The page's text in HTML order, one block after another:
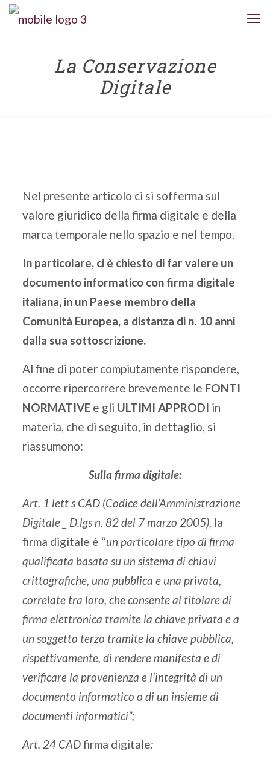
La Conservazione
Digitale
Nel presente articolo ci si sofferma sul
valore giuridico della firma digitale e della
marca temporale nello spazio e nel tempo.
In particolare, ci è chiesto di far valere un
documento informatico con firma digitale
italiana, in un Paese membro della
Comunità Europea, a distanza di n. 10 anni
dalla sua sottoscrizione.
Al fine di poter compiutamente rispondere,
occorre ripercorrere brevemente le FONTI
NORMATIVEe gli ULTIMI APPRODI in
materia, che di seguito, in dettaglio, si
riassumono:
Sulla firma digitale:
Art. 1 lett s CAD (Codice dell’Amministrazione
Digitale _ D.lgs n. 82 del 7 marzo 2005), la
firma digitale è “un particolare tipo di firma
qualificata basata su un sistema di chiavi
crittografiche, una pubblica e una privata,
correlate tra loro, che consente al titolare di
firma elettronica tramite la chiave privata e a
un soggetto terzo tramite la chiave pubblica,
rispettivamente, di rendere manifesta e di
verificare la provenienza e l’integrità di un
documento informatico o di un insieme di
documenti informatici”;
Art. 24 CADfirma digitale: